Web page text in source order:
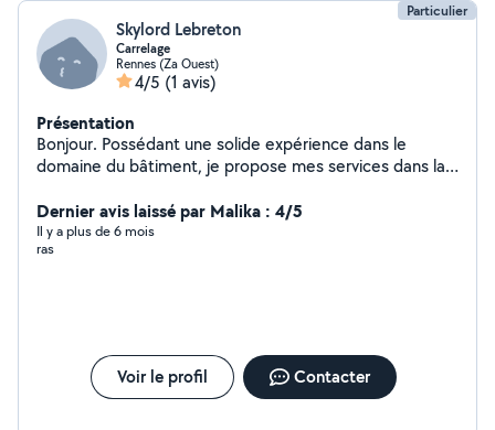
Particulier
Skylord Lebreton
Carrelage
Rennes (Za Ouest)
4/5 (1 avis)
Présentation
Bonjour. Possédant une solide expérience dans le
domaine du bâtiment, je propose mes services dans la
plomberie
Dernier avis laissé par Malika : 4/5
Il y a plus de 6 mois
ras
Voir le profil Contacter